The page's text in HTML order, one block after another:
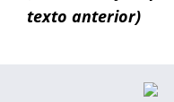
texto anterior)